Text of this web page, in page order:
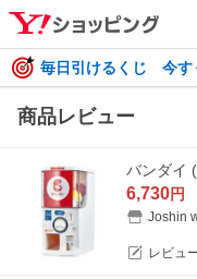
毎日引けるくじ 今す
商品レビュー
6,730円
Joshin
レビュ